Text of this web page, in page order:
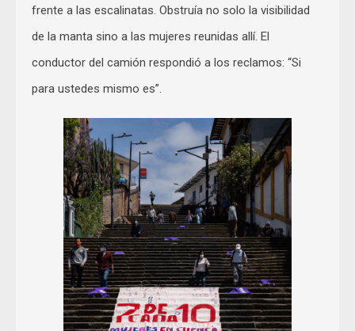
frente a las escalinatas. Obstruía no solo la visibilidad
de la manta sino a las mujeres reunidas allí. El
conductor del camión respondió a los reclamos: “Si
para ustedes mismo es”.